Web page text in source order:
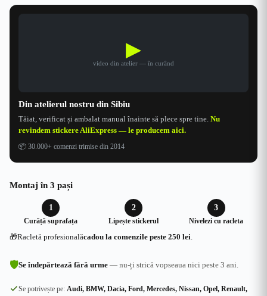
▶
video din atelier — în curând
Din atelierul nostru din Sibiu
Tăiat, verificat și ambalat manual înainte să plece spre tine. Nu
revindem stickere AliExpress — le producem aici.
📦 30.000+ comenzi trimise din 2014
Montaj în 3 pași
1
Curăță suprafața
2
Lipește stickerul
3
Nivelezi cu racleta
🎁Racletă profesionalăcadou la comenzile peste 250 lei
🛡Se îndepărtează fără urme — nu-ți strică vopseaua nici peste 3 ani.
Se potrivește pe: Audi, BMW, Dacia, Ford, Mercedes, Nissan, Opel, Renault,